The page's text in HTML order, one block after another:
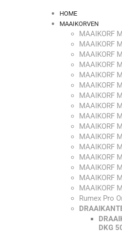
HOME
MAAIKORVEN
MAAIKORF
MAAIKORF
MAAIKORF
MAAIKORF
MAAIKORF
MAAIKORF
MAAIKORF
MAAIKORF
MAAIKORF
MAAIKORF
MAAIKORF
MAAIKORF
MAAIKORF
MAAIKORF
MAAIKORF
MAAIKORF
Rumex Pro
DKG